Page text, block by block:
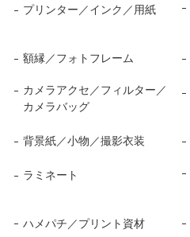
プリンター／インク／用紙
額縁／フォトフレーム
カメラアクセ／フィルター／
カメラバッグ
背景紙／小物／撮影衣装
ラミネート
ハメパチ／プリント資材